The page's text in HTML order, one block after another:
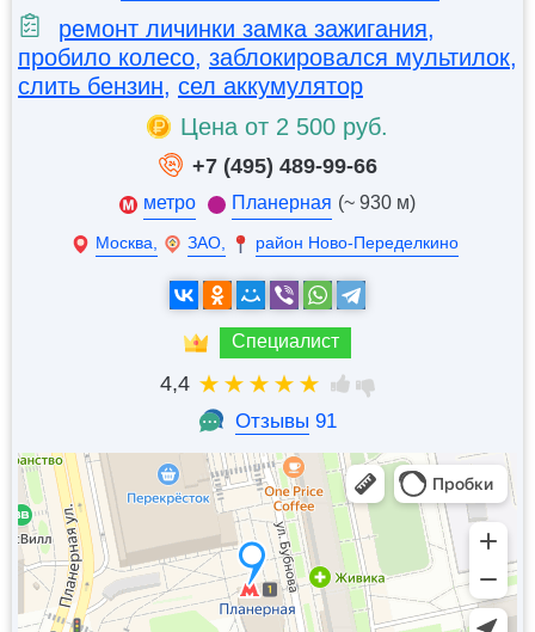
ремонт личинки замка зажигания,
пробило колесо, заблокировался мультилок,
слить бензин, сел аккумулятор
Цена от 2 500 руб.
+7 (495) 489-99-66
метро Планерная (~ 930 м)
Москва, ЗАО, район Ново-Переделкино
Специалист
4,4
Отзывы 91